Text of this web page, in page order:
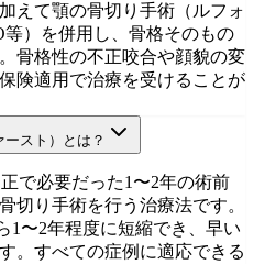
えて顎の骨切り手術（ルフォ
）を併用し、骨格そのもの
骨格性の不正咬合や顔貌の変
険適用で治療を受けることが
スト）とは？
で必要だった1〜2年の術前
切り手術を行う治療法です。
1〜2年程度に短縮でき、早い
。すべての症例に適応できる